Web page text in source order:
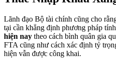
Lãnh đạo Bộ tài chính cũng cho
tại cần khẳng định phương pháp tính
hiện nay theo cách bình quân gia
FTA cũng như cách xác định tỷ
hiện vẫn được công khai.